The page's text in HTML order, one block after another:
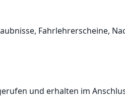
Fahrlehrerscheine,
und erhalten im